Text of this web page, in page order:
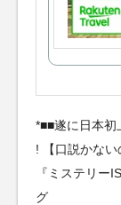
*■■遂に日本初
! 【口説かな
『ミステリー
グ